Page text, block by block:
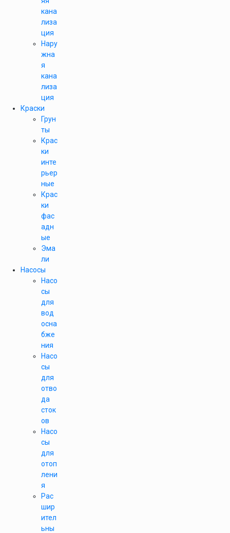
кана
лиза
ция
Нару
жна
я
кана
лиза
ция
Краски
Грун
ты
Крас
ки
инте
рьер
ные
Крас
ки
фас
адн
ые
Эма
ли
Насосы
Насо
сы
для
вод
осна
бже
ния
Насо
сы
для
отво
да
сток
ов
Насо
сы
для
отоп
лени
я
Рас
шир
ител
ьны